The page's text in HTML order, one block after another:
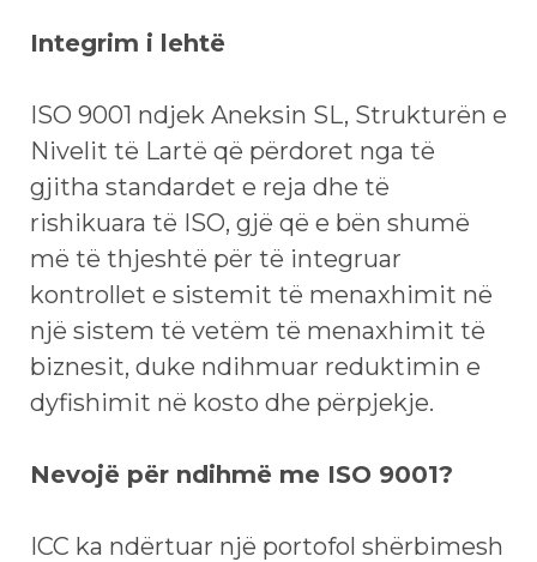
Integrim i lehtë
ISO 9001 ndjek Aneksin SL, Strukturën e
Nivelit të Lartë që përdoret nga të
gjitha standardet e reja dhe të
rishikuara të ISO, gjë që e bën shumë
më të thjeshtë për të integruar
kontrollet e sistemit të menaxhimit në
një sistem të vetëm të menaxhimit të
biznesit, duke ndihmuar reduktimin e
dyfishimit në kosto dhe përpjekje.
Nevojë për ndihmë me ISO 9001?
ICC ka ndërtuar një portofol shërbimesh